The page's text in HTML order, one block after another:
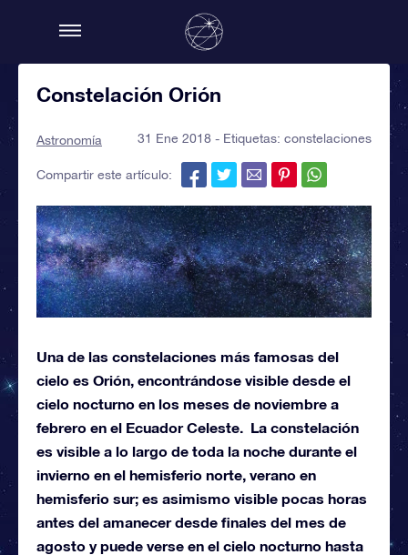
Constelación Orión
Astronomía 31 Ene 2018 - Etiquetas: constelaciones
Compartir este artículo:
Una de las constelaciones más famosas del
cielo es Orión, encontrándose visible desde el
cielo nocturno en los meses de noviembre a
febrero en el Ecuador Celeste. La constelación
es visible a lo largo de toda la noche durante el
invierno en el hemisferio norte, verano en
hemisferio sur; es asimismo visible pocas horas
antes del amanecer desde finales del mes de
agosto y puede verse en el cielo nocturno hasta